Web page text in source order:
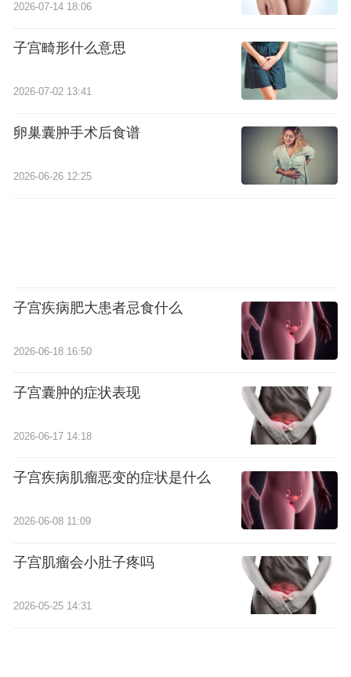
2026-07-14 18:06
子宫畸形什么意思
2026-07-02 13:41
卵巢囊肿手术后食谱
2026-06-26 12:25
子宫疾病肥大患者忌食什么
2026-06-18 16:50
子宫囊肿的症状表现
2026-06-17 14:18
子宫疾病肌瘤恶变的症状是什么
2026-06-08 11:09
子宫肌瘤会小肚子疼吗
2026-05-25 14:31